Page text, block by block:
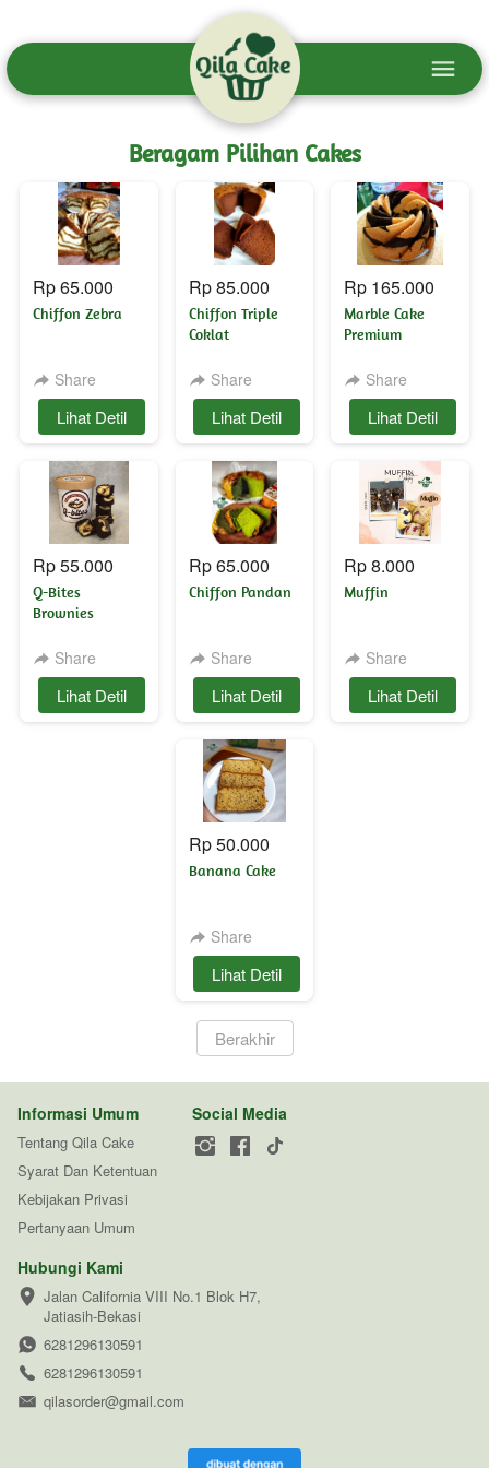
Beragam Pilihan Cakes
Rp 65.000
Chiffon Zebra
Share
`Lihat Detil
Rp 85.000
Chiffon Triple
Coklat
Share
`
Lihat Detil
Rp 165.000
Marble Cake
Premium
Share
`Lihat Detil
Rp 55.000
Q-Bites
Brownies
Share
`Lihat Detil
Rp 65.000
Chiffon Pandan
Share
`
Lihat Detil
Rp 8.000
Muffin
Share
`Lihat Detil
Rp 50.000
Banana Cake
Share
`
Lihat Detil
`Berakhir
Informasi Umum
Tentang Qila Cake
Syarat Dan Ketentuan
Kebijakan Privasi
Pertanyaan Umum
Social Media
Hubungi Kami
Jalan California VIII No.1 Blok H7,
Jatiasih-Bekasi
6281296130591
6281296130591
qilasorder@gmail.com